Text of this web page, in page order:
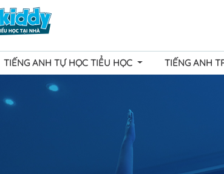
TIẾNG ANH TỰ HỌC TIỂU HỌC TIẾNG ANH